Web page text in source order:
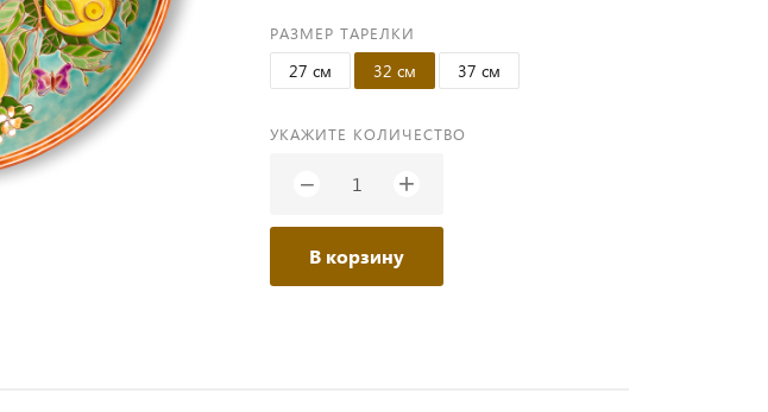
РАЗМЕР ТАРЕЛКИ
27 см 32 см 37 см
УКАЖИТЕ КОЛИЧЕСТВО
− +
В корзину